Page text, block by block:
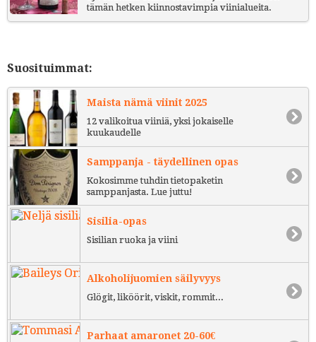
tämän hetken kiinnostavimpia viinialueita.
Suosituimmat:
Maista nämä viinit 2025
12 valikoitua viiniä, yksi jokaiselle
kuukaudelle
Samppanja - täydellinen opas
Kokosimme tuhdin tietopaketin
samppanjasta. Lue juttu!
Sisilia-opas
Sisilian ruoka ja viini
Alkoholijuomien säilyvyys
Glögit, liköörit, viskit, rommit...
Parhaat amaronet 20-60€